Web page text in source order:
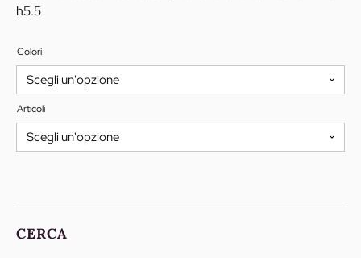
h5.5
Colori
Articoli
CERCA